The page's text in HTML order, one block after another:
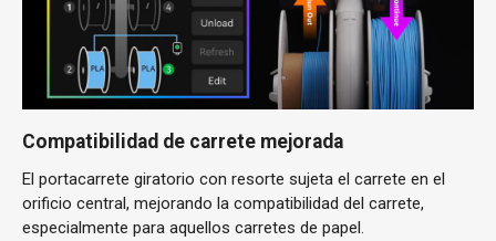
Compatibilidad de carrete mejorada
El portacarrete giratorio con resorte sujeta el carrete en el
orificio central, mejorando la compatibilidad del carrete,
especialmente para aquellos carretes de papel.